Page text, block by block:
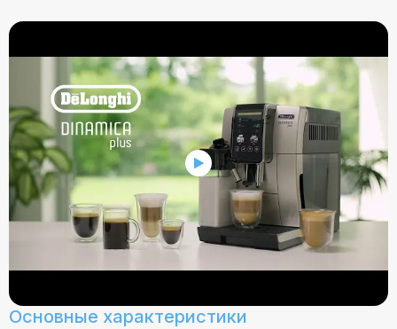
Основные характеристики